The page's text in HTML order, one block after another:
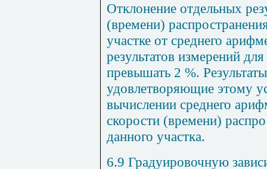
Отклонение отдельных
(времени)
участке от среднего
результатов измерений
превышать 2 %.
удовлетворяющие этому
вычислении среднего
скорости (времени)
данного участка.
6.9 Градуировочную